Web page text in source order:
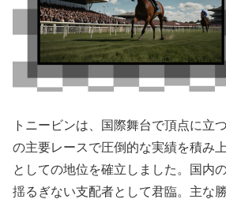
トニービンは、国際舞台で頂点に立
の主要レースで圧倒的な実績を積み上
としての地位を確立しました。国内
揺るぎない支配者として君臨。主な